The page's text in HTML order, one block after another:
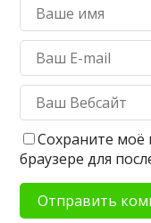
Сохраните моё
браузере для